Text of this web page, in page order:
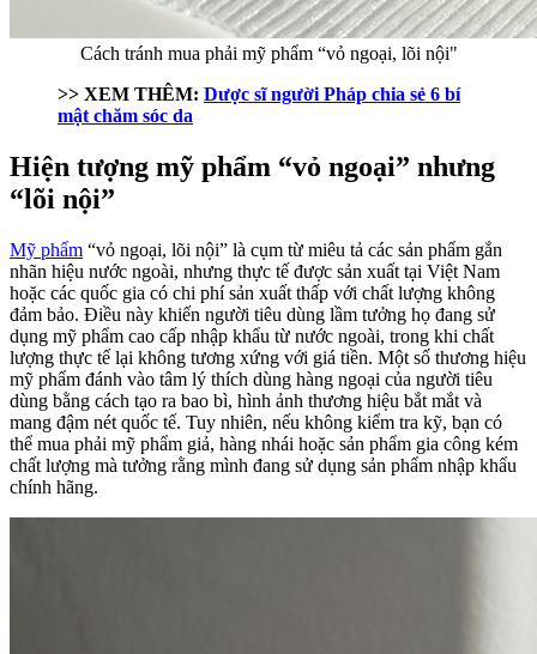
Cách tránh mua phải mỹ phẩm “vỏ ngoại, lõi nội"
>> XEM THÊM: Dược sĩ người Pháp chia sẻ 6 bí
mật chăm sóc da
Hiện tượng mỹ phẩm “vỏ ngoại” nhưng
“lõi nội”
Mỹ phẩm “vỏ ngoại, lõi nội” là cụm từ miêu tả các sản phẩm gắn
nhãn hiệu nước ngoài, nhưng thực tế được sản xuất tại Việt Nam
hoặc các quốc gia có chi phí sản xuất thấp với chất lượng không
đảm bảo. Điều này khiến người tiêu dùng lầm tưởng họ đang sử
dụng mỹ phẩm cao cấp nhập khẩu từ nước ngoài, trong khi chất
lượng thực tế lại không tương xứng với giá tiền. Một số thương hiệu
mỹ phẩm đánh vào tâm lý thích dùng hàng ngoại của người tiêu
dùng bằng cách tạo ra bao bì, hình ảnh thương hiệu bắt mắt và
mang đậm nét quốc tế. Tuy nhiên, nếu không kiểm tra kỹ, bạn có
thể mua phải mỹ phẩm giả, hàng nhái hoặc sản phẩm gia công kém
chất lượng mà tưởng rằng mình đang sử dụng sản phẩm nhập khẩu
chính hãng.